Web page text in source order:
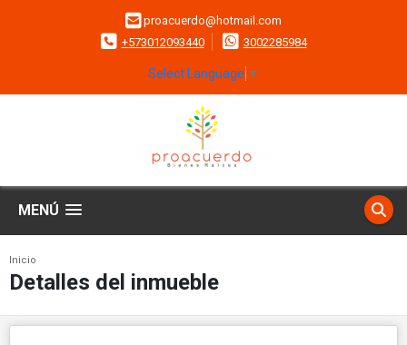
proacuerdo@hotmail.com
+573012093440
3002285984
Select Language ▼
MENÚ
Inicio
Detalles del inmueble